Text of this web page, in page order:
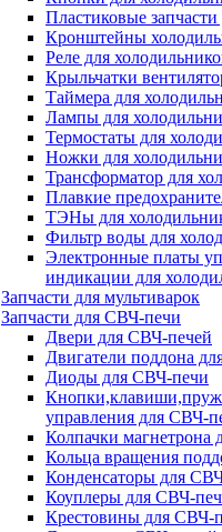
Пластиковые
Кронштейны
Реле для
Крыльчатки
Таймера для
Лампы для
Термостаты для
Ножки для
Трансформатор для
Плавкие
ТЭНы для
Фильтр воды для
Электронные платы
индикации для
Запчасти для мультиварок
Запчасти для СВЧ-печи
Двери для СВЧ-печей
Двигатели поддона
Диоды для СВЧ-печи
управления для СВЧ-
Колпачки магнетрона
Кольца вращения
Конденсаторы для
Коуплеры для СВЧ-
Крестовины для СВЧ-